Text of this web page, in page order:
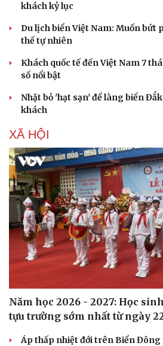
khách kỷ lục
Du lịch biển Việt Nam: Muốn bứt
thế tự nhiên
Khách quốc tế đến Việt Nam 7
số nổi bật
Nhặt bỏ 'hạt sạn' để làng biển
khách
XÃ HỘI
Năm học 2026 - 2027: Học
tựu trường sớm nhất từ ngày
Áp thấp nhiệt đới trên Biển Đông